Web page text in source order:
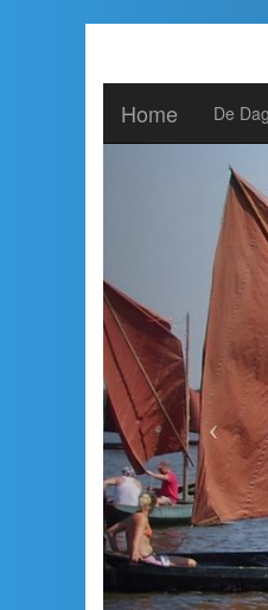
Home De